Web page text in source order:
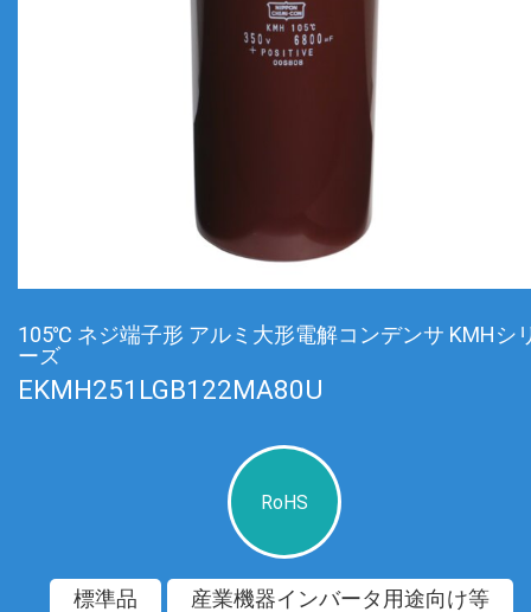
105℃ ネジ端子形 アルミ大形電解コンデンサ KMHシ
ーズ
EKMH251LGB122MA80U
RoHS
標準品 産業機器インバータ用途向け等